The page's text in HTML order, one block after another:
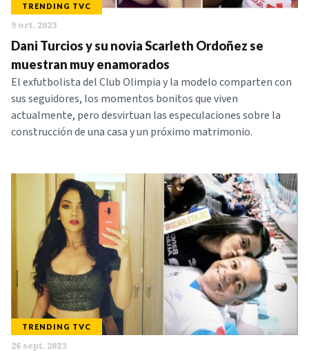
TRENDING TVC
9 oct. 2023
Dani Turcios y su novia Scarleth Ordoñez se
muestran muy enamorados
El exfutbolista del Club Olimpia y la modelo comparten con
sus seguidores, los momentos bonitos que viven
actualmente, pero desvirtuan las especulaciones sobre la
construcción de una casa y un próximo matrimonio.
TRENDING TVC
26 sept. 2023